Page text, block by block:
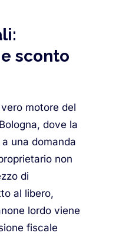
sconto
motore del
dove la
una domanda
non
di
al libero,
lordo viene
fiscale